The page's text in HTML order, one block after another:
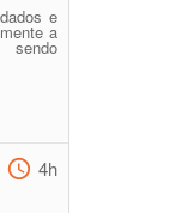
e
a
4h